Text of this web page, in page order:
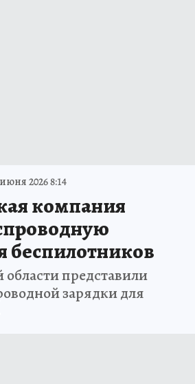
2026 8:14
компания
беспилотников
представили
зарядки для